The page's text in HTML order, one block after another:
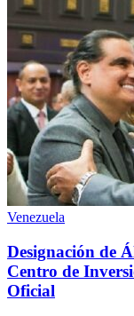
Venezuela
Designación de
Centro de
Oficial